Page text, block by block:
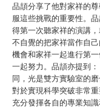
品頡分享了他對家祥的
服這些挑戰的重要性。
得第一次聽家祥的演講
不自覺的把家祥當作自
機會和家祥一起進行第
一起努力。品頡亦提到
同，光是雙方實驗室的
對於實現科學突破非常
充分發揮各自的專業知